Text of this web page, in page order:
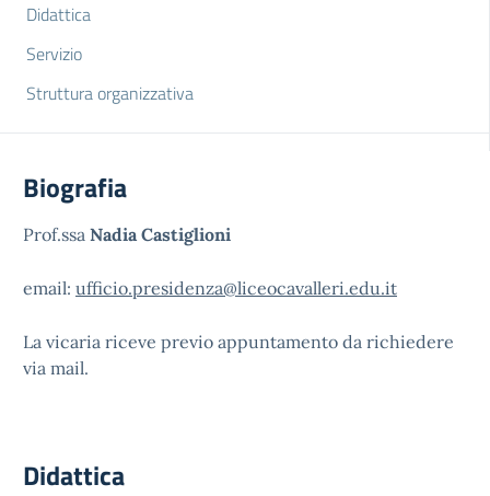
Didattica
Servizio
Struttura organizzativa
Biografia
Prof.ssa Nadia Castiglioni
email: ufficio.presidenza@liceocavalleri.edu.it
La vicaria riceve previo appuntamento da richiedere
via mail.
Didattica